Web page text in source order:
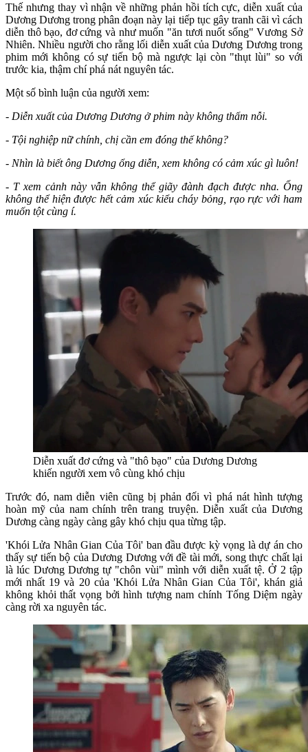
Thế nhưng thay vì nhận về những phản hồi tích cực, diễn xuất của
Dương Dương trong phân đoạn này lại tiếp tục gây tranh cãi vì cách
diễn thô bạo, đơ cứng và như muốn "ăn tươi nuốt sống" Vương Sở
Nhiên. Nhiều người cho rằng lối diễn xuất của Dương Dương trong
phim mới không có sự tiến bộ mà ngược lại còn "thụt lùi" so với
trước kia, thậm chí phá nát nguyên tác.
Một số bình luận của người xem:
- Diễn xuất của Dương Dương ở phim này không thấm nỗi.
- Tội nghiệp nữ chính, chị cần em đóng thế không?
- Nhìn là biết ông Dương ổng diễn, xem không có cảm xúc gì luôn!
- T xem cảnh này vẫn không thể giãy đành đạch được nha. Ổng
không thể hiện được hết cảm xúc kiểu cháy bỏng, rạo rực với ham
muốn tột cùng í.
Diễn xuất đơ cứng và "thô bạo" của Dương Dương
khiến người xem vô cùng khó chịu
Trước đó, nam diễn viên cũng bị phản đối vì phá nát hình tượng
hoàn mỹ của nam chính trên trang truyện. Diễn xuất của Dương
Dương càng ngày càng gây khó chịu qua từng tập.
'Khói Lửa Nhân Gian Của Tôi' ban đầu được kỳ vọng là dự án cho
thấy sự tiến bộ của Dương Dương với đề tài mới, song thực chất lại
là lúc Dương Dương tự "chôn vùi" mình với diễn xuất tệ. Ở 2 tập
mới nhất 19 và 20 của 'Khói Lửa Nhân Gian Của Tôi', khán giả
không khỏi thất vọng bởi hình tượng nam chính Tống Diệm ngày
càng rời xa nguyên tác.